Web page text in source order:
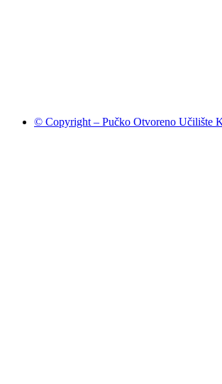
© Copyright – Pučko Otvoreno Učilište